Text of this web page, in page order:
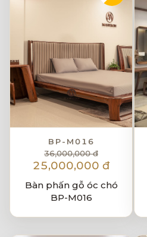
BP-M016
36,000,000 đ
25,000,000 đ
Bàn phấn gỗ óc chó
BP-M016